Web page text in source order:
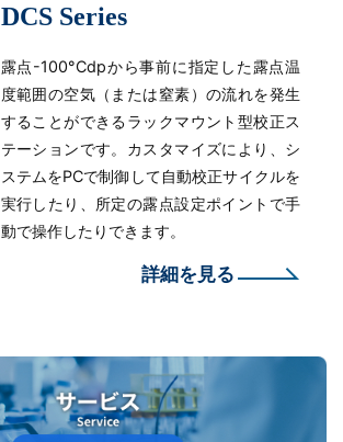
DCS Series
露点-100°Cdpから事前に指定した露点温
度範囲の空気（または窒素）の流れを発生
することができるラックマウント型校正ス
テーションです。カスタマイズにより、シ
ステムをPCで制御して自動校正サイクルを
実行したり、所定の露点設定ポイントで手
動で操作したりできます。
詳細を見る